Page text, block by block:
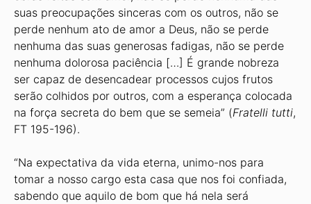
suas preocupações sinceras com os outros, não se
perde nenhum ato de amor a Deus, não se perde
nenhuma das suas generosas fadigas, não se perde
nenhuma dolorosa paciência […] É grande nobreza
ser capaz de desencadear processos cujos frutos
serão colhidos por outros, com a esperança colocada
na força secreta do bem que se semeia” (Fratelli tutti,
FT 195-196).
“Na expectativa da vida eterna, unimo-nos para
tomar a nosso cargo esta casa que nos foi confiada,
sabendo que aquilo de bom que há nela será